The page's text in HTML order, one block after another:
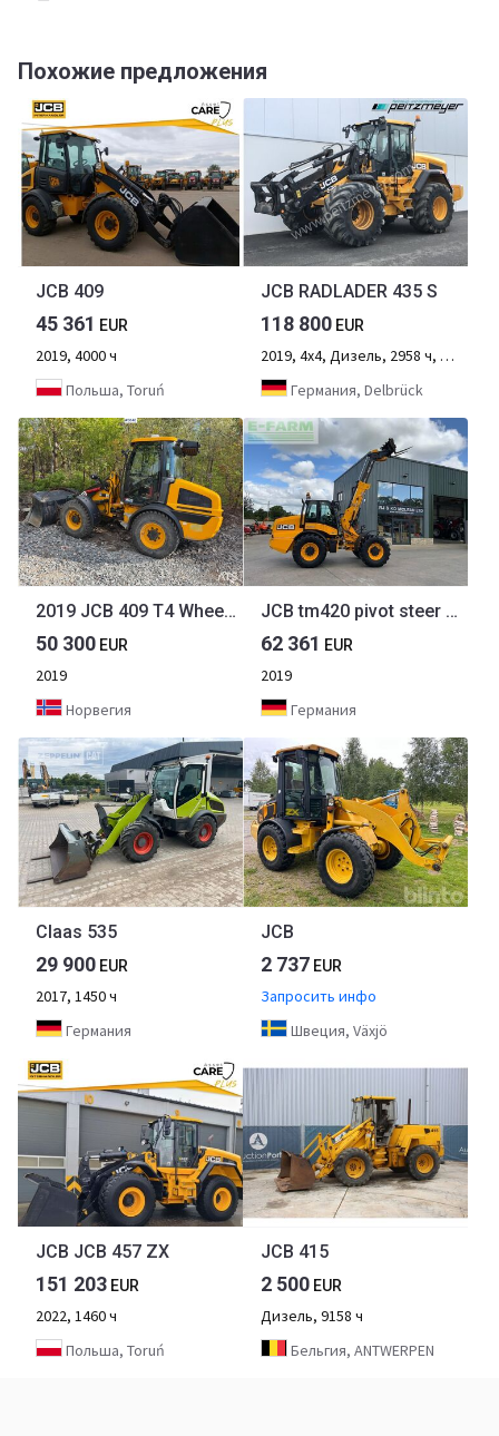
Похожие предложения
JCB 409
45 361 EUR
2019, 4000 ч
Польша, Toruń
JCB RADLADER 435 S
118 800 EUR
2019, 4х4, Дизель, 2958 ч, 2-осный
Германия, Delbrück
2019 JCB 409 T4 Wheel loader w/ Bucket – 2052 hours!
50 300 EUR
2019
Норвегия
JCB tm420 pivot steer telehandler (st26845)
62 361 EUR
2019
Германия
Claas 535
29 900 EUR
2017, 1450 ч
Германия
JCB
2 737 EUR
Запросить инфо
Швеция, Växjö
JCB JCB 457 ZX
151 203 EUR
2022, 1460 ч
Польша, Toruń
JCB 415
2 500 EUR
Дизель, 9158 ч
Бельгия, ANTWERPEN